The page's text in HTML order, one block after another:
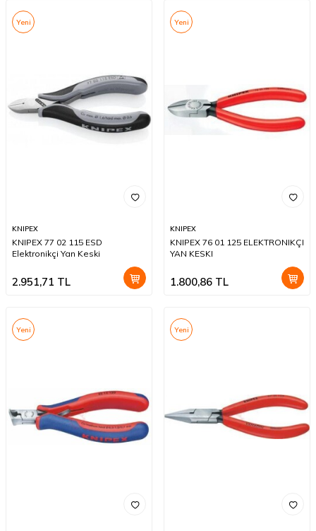
Yeni
KNIPEX
KNIPEX 77 02 115 ESD
Elektronikçi Yan Keski
2.951,71 TL
Yeni
KNIPEX
KNIPEX 76 01 125 ELEKTRONIKÇI
YAN KESKI
1.800,86 TL
Yeni Yeni